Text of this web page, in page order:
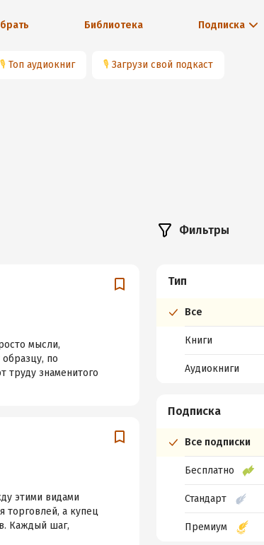
Библиотека Подписка
🎙 Топ аудиокниг 🎙 Загрузи свой подкаст
мысли,
по
труду знаменитого
этими видами
торговлей, а купец
Каждый шаг,
Фильтры
Тип
Все
Книги
Аудиокниги
Подписка
Все подписки
Бесплатно
Стандарт
Премиум